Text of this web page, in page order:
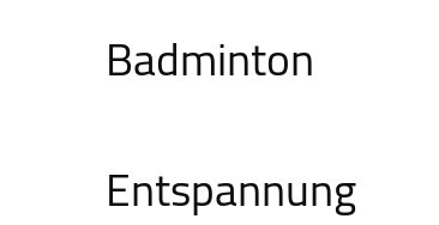
Badminton
Entspannung